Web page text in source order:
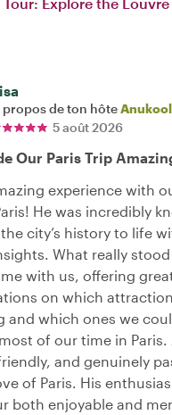
propos de ton hôteAnukool
5 août 2026
Our Paris Trip
experience with
He was incredibly
city’s history to life
What really
with us, offering
on which
and which ones we
of our time in Paris.
and genuinely
of Paris. His
both enjoyable and